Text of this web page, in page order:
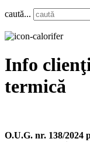
caută...
Info
termică
O.U.G. nr. 138/2024